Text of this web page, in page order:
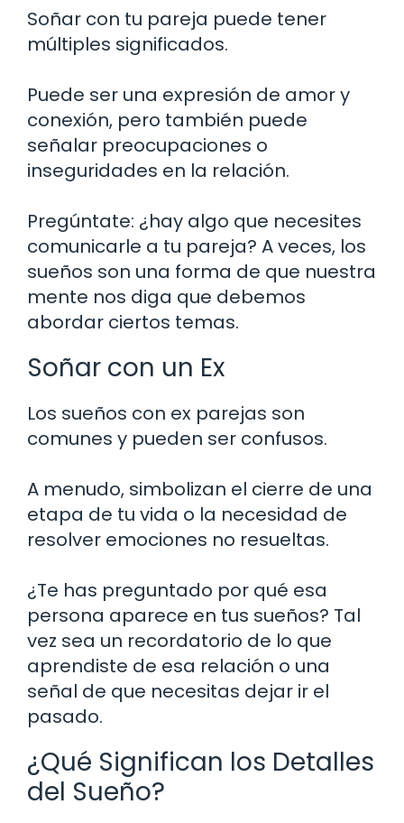
Soñar con tu pareja puede tener
múltiples significados.
Puede ser una expresión de amor y
conexión, pero también puede
señalar preocupaciones o
inseguridades en la relación.
Pregúntate: ¿hay algo que necesites
comunicarle a tu pareja? A veces, los
sueños son una forma de que nuestra
mente nos diga que debemos
abordar ciertos temas.
Soñar con un Ex
Los sueños con ex parejas son
comunes y pueden ser confusos.
A menudo, simbolizan el cierre de una
etapa de tu vida o la necesidad de
resolver emociones no resueltas.
¿Te has preguntado por qué esa
persona aparece en tus sueños? Tal
vez sea un recordatorio de lo que
aprendiste de esa relación o una
señal de que necesitas dejar ir el
pasado.
¿Qué Significan los Detalles
del Sueño?